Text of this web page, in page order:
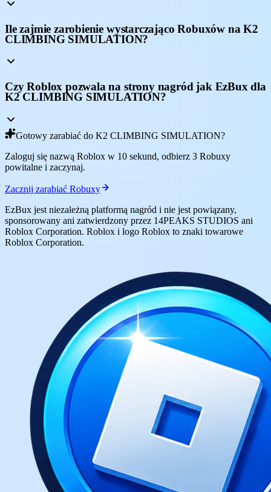
Ile zajmie zarobienie wystarczająco Robuxów na K2
CLIMBING SIMULATION?
Czy Roblox pozwala na strony nagród jak EzBux dla
K2 CLIMBING SIMULATION?
Gotowy zarabiać do K2 CLIMBING SIMULATION?
Zaloguj się nazwą Roblox w 10 sekund, odbierz 3 Robuxy
powitalne i zaczynaj.
Zacznij zarabiać Robuxy
EzBux jest niezależną platformą nagród i nie jest powiązany,
sponsorowany ani zatwierdzony przez 14PEAKS STUDIOS ani
Roblox Corporation. Roblox i logo Roblox to znaki towarowe
Roblox Corporation.